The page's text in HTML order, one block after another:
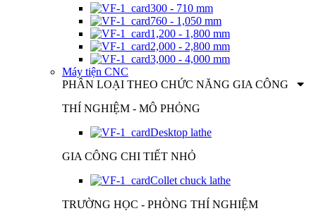
300 - 710 mm
760 - 1,050 mm
1,200 - 1,800 mm
2,000 - 2,800 mm
3,000 - 4,000 mm
Máy tiện CNC
PHÂN LOẠI THEO CHỨC NĂNG GIA CÔNG
THÍ NGHIỆM - MÔ PHỎNG
Desktop lathe
GIA CÔNG CHI TIẾT NHỎ
Collet chuck lathe
TRƯỜNG HỌC - PHÒNG THÍ NGHIỆM